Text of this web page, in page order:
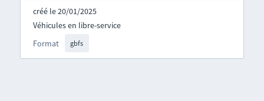
créé le 20/01/2025
Format gbfs
Véhicules en libre-service